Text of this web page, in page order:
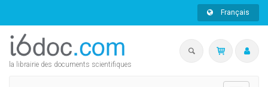
Français
la librairie des documents scientifiques